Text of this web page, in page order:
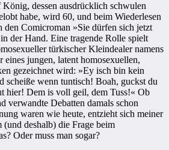
dessen ausdrücklich schwulen
habe, wird 60, und beim Wiederlesen
den Comicroman »Sie dürfen sich jetzt
der Hand. Eine tragende Rolle spielt
türkischer Kleindealer namens
jungen, latent homosexuellen,
gezeichnet wird: »Ey isch bin kein
scheiße wenn tuntisch! Boah, guckst du
hier! Dem is voll geil, dem Tuss!« Ob
verwandte Debatten damals schon
waren wie heute, entzieht sich meiner
deshalb) die Frage beim
Oder muss man sogar?